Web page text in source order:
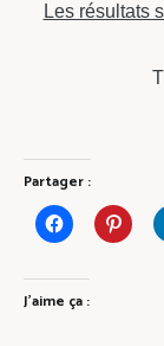
Les résultats
Partager :
J’aime ça :